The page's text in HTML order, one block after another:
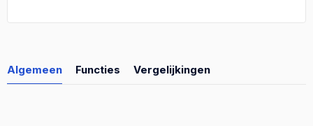
Algemeen Functies Vergelijkingen